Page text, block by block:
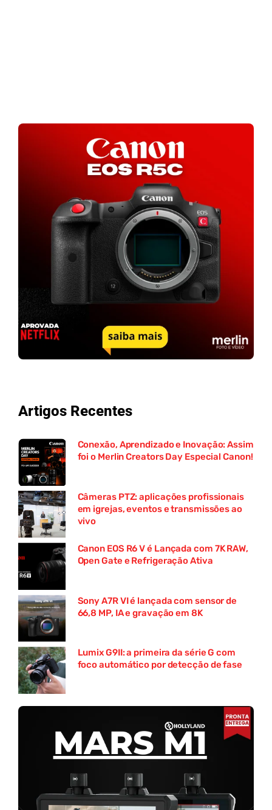
Artigos Recentes
Conexão, Aprendizado e Inovação: Assim
foi o Merlin Creators Day Especial Canon!
Câmeras PTZ: aplicações profissionais
em igrejas, eventos e transmissões ao
vivo
Canon EOS R6 V é Lançada com 7K RAW,
Open Gate e Refrigeração Ativa
Sony A7R VI é lançada com sensor de
66,8 MP, IA e gravação em 8K
Lumix G9II: a primeira da série G com
foco automático por detecção de fase